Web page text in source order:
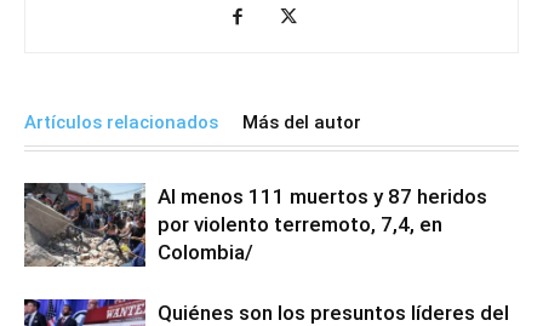
Artículos relacionados Más del autor
Al menos 111 muertos y 87 heridos
por violento terremoto, 7,4, en
Colombia/
Quiénes son los presuntos líderes del